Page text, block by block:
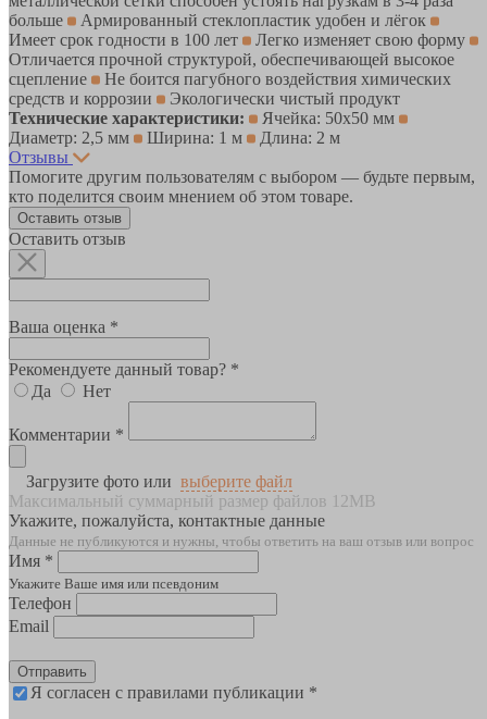
больше
Армированный стеклопластик удобен и лёгок
Имеет срок годности в 100 лет
Легко изменяет свою форму
Отличается прочной структурой, обеспечивающей высокое
сцепление
Не боится пагубного воздействия химических
средств и коррозии
Экологически чистый продукт
Технические характеристики:
Ячейка: 50х50 мм
Диаметр: 2,5 мм
Ширина: 1 м
Длина: 2 м
Отзывы
Помогите другим пользователям с выбором — будьте первым,
кто поделится своим мнением об этом товаре.
Оставить отзыв
Оставить отзыв
Ваша оценка *
Рекомендуете данный товар? *
Да
Нет
Комментарии *
Загрузите фото или выберите файл
Максимальный суммарный размер файлов 12MB
Укажите, пожалуйста, контактные данные
Данные не публикуются и нужны, чтобы ответить на ваш отзыв или вопрос
Имя *
Укажите Ваше имя или псевдоним
Телефон
Email
Отправить
Я согласен с правилами публикации *